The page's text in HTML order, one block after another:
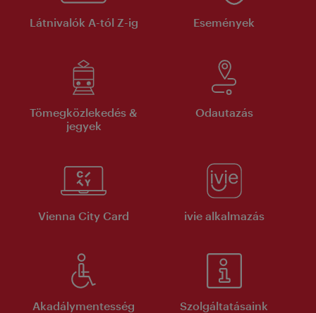
Látnivalók A-tól Z-ig Események
Tömegközlekedés &
jegyek
Odautazás
Vienna City Card ivie alkalmazás
Akadálymentesség Szolgáltatásaink